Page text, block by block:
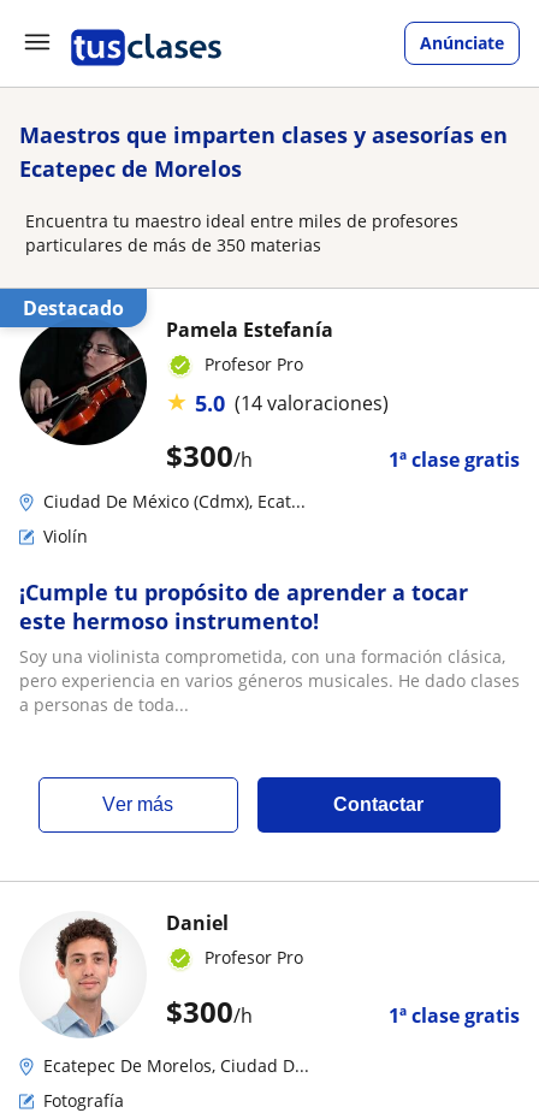
Anúnciate
Maestros que imparten clases y asesorías en
Ecatepec de Morelos
Encuentra tu maestro ideal entre miles de profesores
particulares de más de 350 materias
Destacado
$300/h 1ª clase gratis
Pamela Estefanía
Profesor Pro
★ 5.0 (14 valoraciones)
Ciudad De México (Cdmx), Ecat...
Violín
¡Cumple tu propósito de aprender a tocar
este hermoso instrumento!
Soy una violinista comprometida, con una formación clásica,
pero experiencia en varios géneros musicales. He dado clases
a personas de toda...
ver más Contactar
$300/h 1ª clase gratis
Daniel
Profesor Pro
Ecatepec De Morelos, Ciudad D...
Fotografía